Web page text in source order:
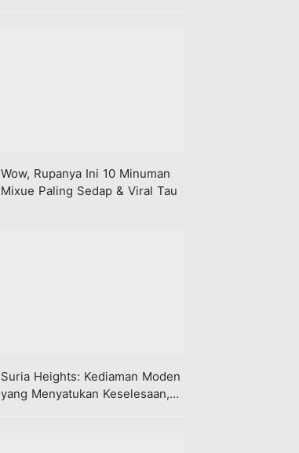
Wow, Rupanya Ini 10 Minuman
Mixue Paling Sedap & Viral Tau
Suria Heights: Kediaman Moden
yang Menyatukan Keselesaan,